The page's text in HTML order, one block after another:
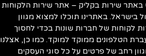
שירות בקליק – אתר שירות הלקוחות
באתרינו תוכלו למצוא מגוון
לקוחות של חברות שונות בכדי לחסוך
הטלפונים ממוקד למוקד. כמו כן, אצלנו
רחב של פרטים על כל סוגי העסקים